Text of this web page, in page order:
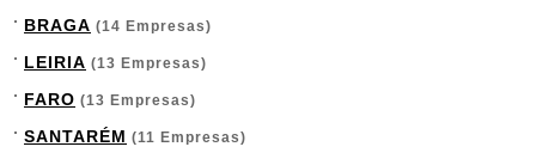
BRAGA (14 Empresas)
LEIRIA (13 Empresas)
FARO (13 Empresas)
SANTARÉM (11 Empresas)